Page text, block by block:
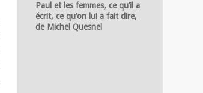
Paul et les femmes, ce qu’il a
écrit, ce qu’on lui a fait dire,
de Michel Quesnel